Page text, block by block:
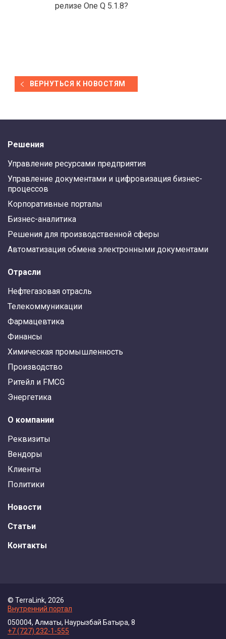
релизе One Q 5.1.8?
ВЕРНУТЬСЯ К НОВОСТЯМ
Решения
Управление ресурсами предприятия
Управление документами и цифровизация бизнес-
процессов
Корпоративные порталы
Бизнес-аналитика
Решения для производственной сферы
Автоматизация обмена электронными документами
Отрасли
Нефтегазовая отрасль
Телекоммуникации
Фармацевтика
Финансы
Химическая промышленность
Производство
Ритейл и FMCG
Энергетика
О компании
Реквизиты
Вендоры
Клиенты
Политики
Новости
Статьи
Контакты
© TerraLink, 2026
Внутренний портал
050004, Алматы, Наурызбай Батыра, 8
+7 (727) 232-1-555